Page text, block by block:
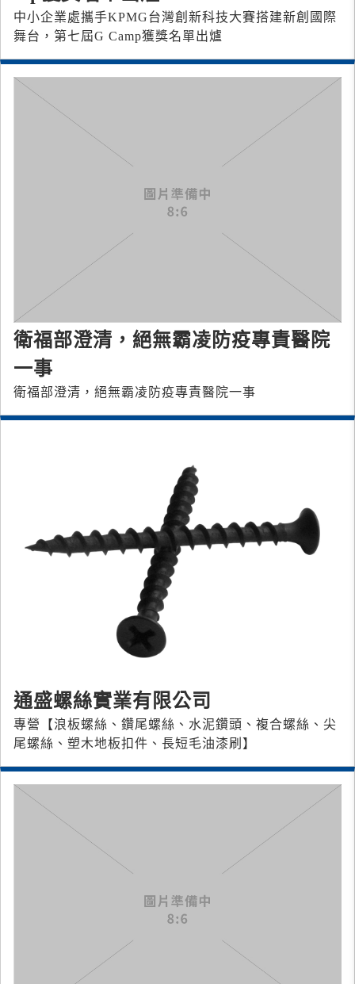
中小企業處攜手KPMG台灣創新科技大賽搭建新創國際
舞台，第七屆G Camp獲獎名單出爐
衛福部澄清，絕無霸凌防疫專責醫院
一事
衛福部澄清，絕無霸凌防疫專責醫院一事
通盛螺絲實業有限公司
專營【浪板螺絲、鑽尾螺絲、水泥鑽頭、複合螺絲、尖
尾螺絲、塑木地板扣件、長短毛油漆刷】